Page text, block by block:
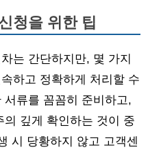
청을 위한 팁
는 간단하지만, 몇 가지
하고 정확하게 처리할 수
류를 꼼꼼히 준비하고,
깊게 확인하는 것이 중
시 당황하지 않고 고객센